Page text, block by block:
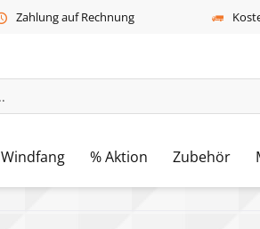
Zahlung auf Rechnung
Windfang % Aktion Zubehör